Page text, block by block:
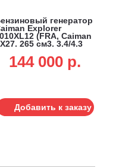
генератор
Explorer
(FRA, Caiman
265 см3, 3.4/4.3
144 000 p.
Добавить к заказу